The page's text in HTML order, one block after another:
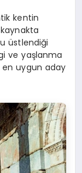
kentin
üstlendiği
ve yaşlanma
uygun aday